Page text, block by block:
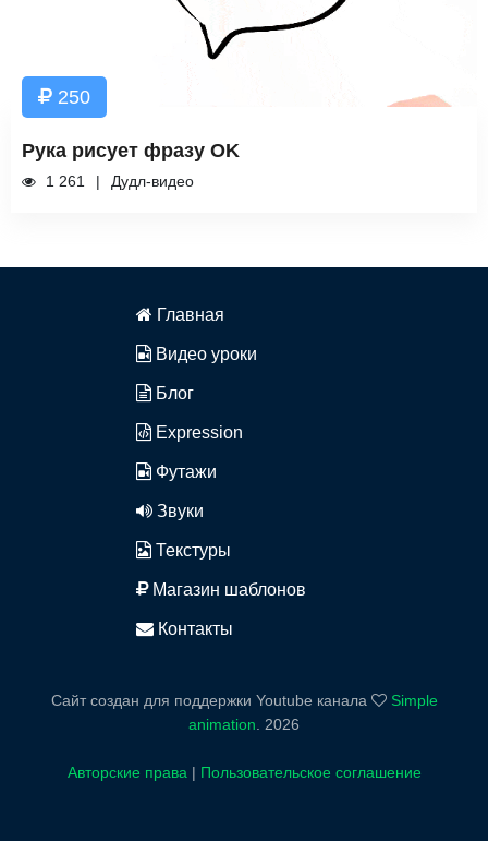
250
Рука рисует фразу OK
1 261 Дудл-видео
Главная
Видео уроки
Блог
Expression
Футажи
Звуки
Текстуры
Магазин шаблонов
Контакты
Сайт создан для поддержки Youtube канала
Simple
animation. 2026
Авторские права| Пользовательское соглашение